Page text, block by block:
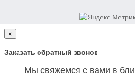
×
Заказать обратный звонок
Мы свяжемся с вами в